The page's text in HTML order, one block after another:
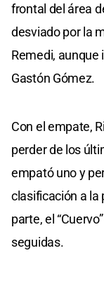
frontal del área
desviado por la
Remedi,
Gastón Gómez.
Con el empate,
perder de los
empató uno y
clasificación a la
parte, el
seguidas.